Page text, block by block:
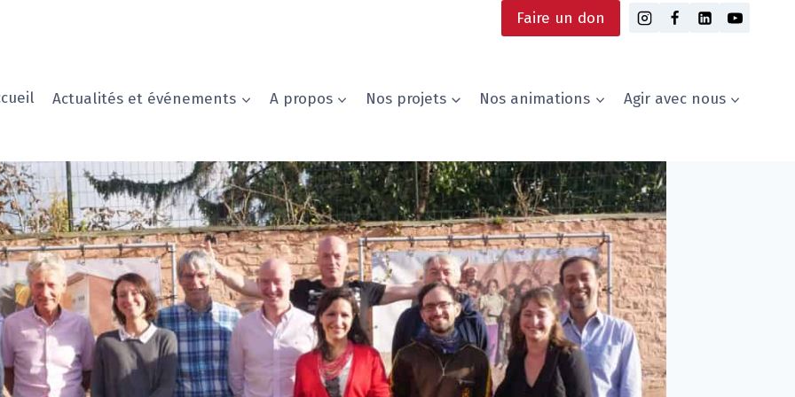
Faire un don
Actualités et événements A propos Nos projets Nos animations Agir avec nous